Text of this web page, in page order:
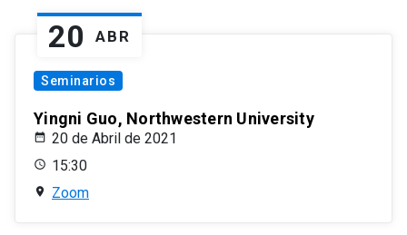
20 ABR
Seminarios
Yingni Guo, Northwestern University
20 de Abril de 2021
15:30
Zoom